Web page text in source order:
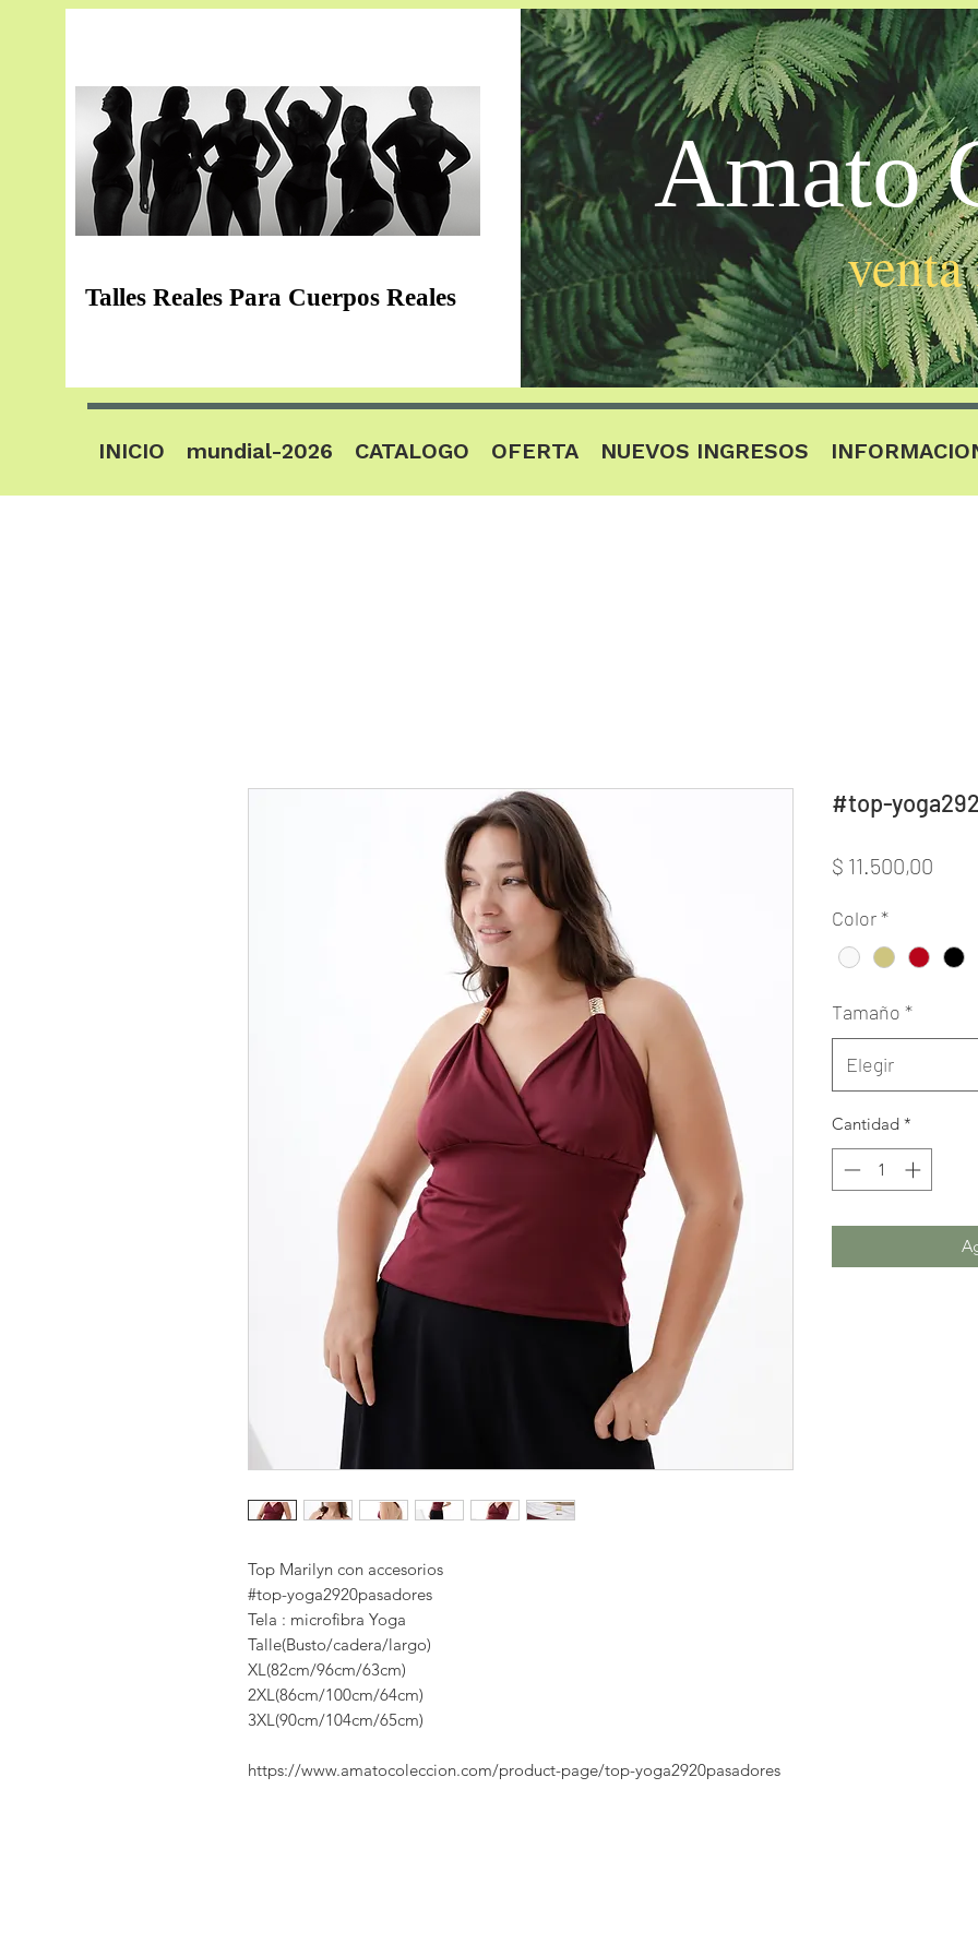
Talles Reales Para Cuerpos Reales
Amato
INICIO mundial-2026 CATALOGO OFERTA NUEVOS INGRESOS
Top Marilyn con accesorios
#top-yoga2920pasadores
Tela : microfibra Yoga
Talle(Busto/cadera/largo)
XL(82cm/96cm/63cm)
2XL(86cm/100cm/64cm)
3XL(90cm/104cm/65cm)
https://www.amatocoleccion.com/product-page/top-yoga2920pasadores
#top-
$ 11.500,00
Color*
Tamaño *
Elegir
Cantidad *